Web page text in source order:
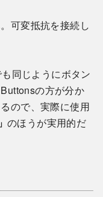
可変抵抗を接続し
同じようにボタン
の方が分か
ので、実際に使用
のほうが実用的だ